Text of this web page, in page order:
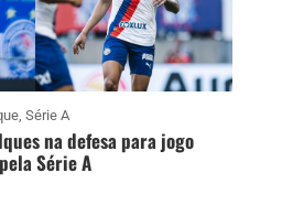
, Série A
na defesa para jogo
Série A